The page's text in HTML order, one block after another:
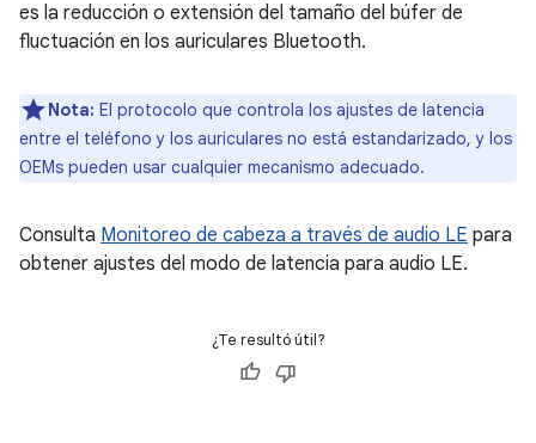
es la reducción o extensión del tamaño del búfer de
fluctuación en los auriculares Bluetooth.
Nota: El protocolo que controla los ajustes de latencia
entre el teléfono y los auriculares no está estandarizado, y los
OEMs pueden usar cualquier mecanismo adecuado.
Consulta Monitoreo de cabeza a través de audio LE para
obtener ajustes del modo de latencia para audio LE.
¿Te resultó útil?